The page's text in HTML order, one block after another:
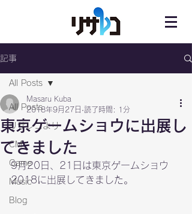
記事
All Posts
リサレコより
CM
Game
Music
Blog
All Posts
東京ゲームショウに出展し
てきました
Masaru Kuba
2018年9月27日 読了時間: 1分
9月20日、21日は東京ゲームショウ
2018に出展してきました。